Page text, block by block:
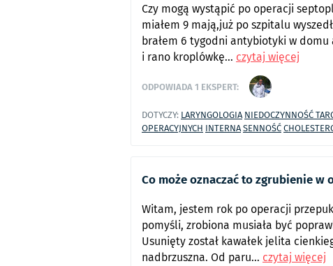
Czy mogą wystąpić po operacji
miałem 9 mają,już po szpitalu
brałem 6 tygodni antybiotyki w
i rano kroplówkę... czytaj więcej
ODPOWIADA1 EKSPERT:
DOTYCZY: LARYNGOLOGIA NIEDOCZYNNOŚĆ
OPERACYJNYCH INTERNASENNOŚĆ
Co może oznaczać to zgrubienie w
Witam, jestem rok po operacji
pomyśli, zrobiona musiała być
Usunięty został kawałek jelita
nadbrzuszna. Od paru... czytaj więcej